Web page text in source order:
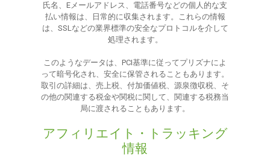
氏名、Eメールアドレス、電話番号などの個人的な支
払い情報は、日常的に収集されます。これらの情報
は、SSLなどの業界標準の安全なプロトコルを介して
処理されます。
このようなデータは、PCI基準に従ってプリズナによ
って暗号化され、安全に保管されることもあります。
取引の詳細は、売上税、付加価値税、源泉徴収税、そ
の他の関連する税金や関税に関して、関連する税務当
局に渡されることもあります。
アフィリエイト・トラッキング
情報